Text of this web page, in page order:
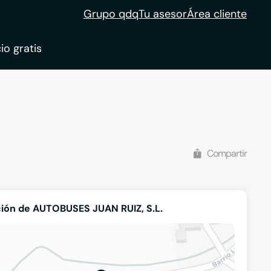
Grupo qdqTu asesorÁrea cliente
gratis
Compartir
de AUTOBUSES JUAN RUIZ, S.L.